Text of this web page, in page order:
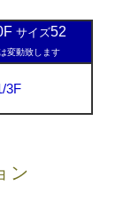
サイズ52
変動致します
3F
ン